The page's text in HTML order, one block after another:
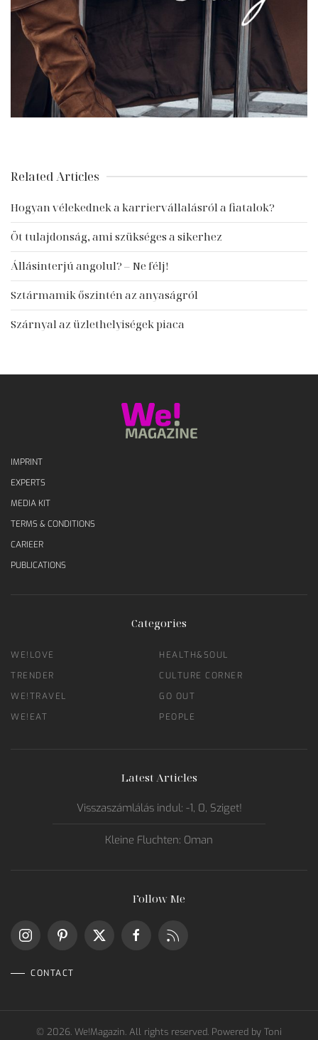
Related Articles
Hogyan vélekednek a karriervállalásról a fiatalok?
Öt tulajdonság, ami szükséges a sikerhez
Állásinterjú angolul? – Ne félj!
Sztármamik őszintén az anyaságról
Szárnyal az üzlethelyiségek piaca
IMPRINT
EXPERTS
MEDIA KIT
TERMS & CONDITIONS
CARIEER
PUBLICATIONS
Categories
WE!LOVE
TRENDER
WE!TRAVEL
WE!EAT
HEALTH&SOUL
CULTURE CORNER
GO OUT
PEOPLE
Latest Articles
Visszaszámlálás indul: -1, 0, Sziget!
Kleine Fluchten: Oman
Follow Me
CONTACT
© 2026. We!Magazin. All rights reserved. Powered by Toni